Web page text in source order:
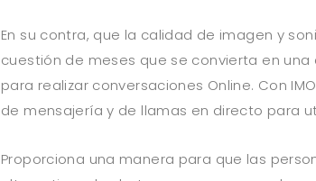
En su contra, que la calidad de imagen y
cuestión de meses que se convierta en
para realizar conversaciones Online. Con
de mensajería y de llamas en directo para
Proporciona una manera para que las